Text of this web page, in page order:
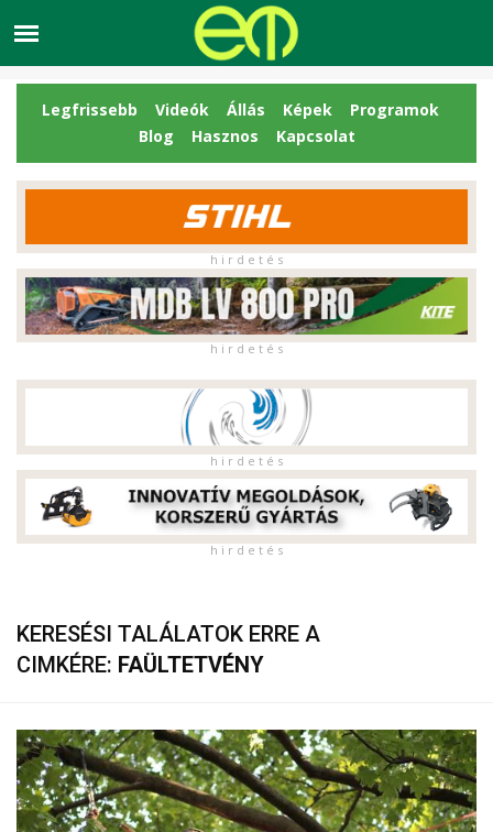
Legfrissebb Videók Állás Képek
Programok
Blog
Hasznos Kapcsolat
h i r d e t é s
h i r d e t é s
h i r d e t é s
h i r d e t é s
KERESÉSI TALÁLATOK ERRE A
CIMKÉRE: FAÜLTETVÉNY